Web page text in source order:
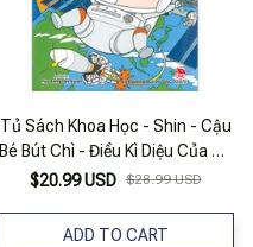
Tủ Sách Khoa Học - Shin - Cậu
Bé Bút Chì - Điều Kì Diệu Của Vũ
Trụ (Tái Bản 2025)
$20.99 USD $28.99 USD
ADD TO CART